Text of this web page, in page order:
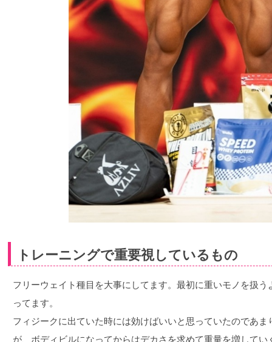
トレーニングで重要視しているもの
フリーウェイト種目を大事にしてます。最初に重いモノを扱
ってます。
フィジークに出ていた時には効けばいいと思っていたのであ
が、ボディビルになってからはデカさを求めて重量を増してい